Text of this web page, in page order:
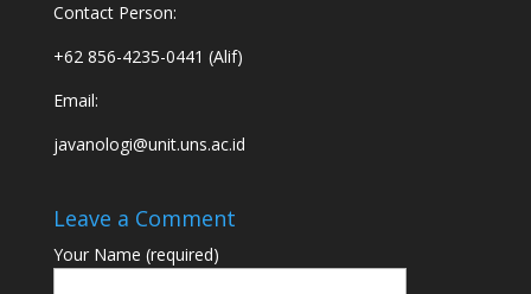
Contact Person:
+62 856-4235-0441 (Alif)
Email:
javanologi@unit.uns.ac.id
Leave a Comment
Your Name (required)